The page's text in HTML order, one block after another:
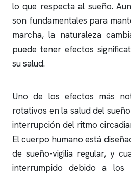
lo que respecta al sueño.
son fundamentales para
marcha, la naturaleza
puede tener efectos
su salud.
Uno de los efectos más
rotativos en la salud del
interrupción del ritmo
El cuerpo humano está
de sueño-vigilia regular, y
interrumpido debido a los